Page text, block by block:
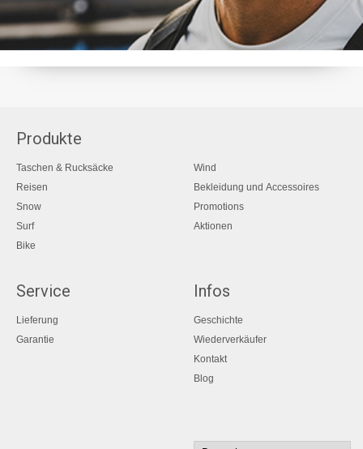
Produkte
Taschen & Rucksäcke
Reisen
Snow
Surf
Bike
Wind
Bekleidung und Accessoires
Promotions
Aktionen
Service
Lieferung
Garantie
Infos
Geschichte
Wiederverkäufer
Kontakt
Blog